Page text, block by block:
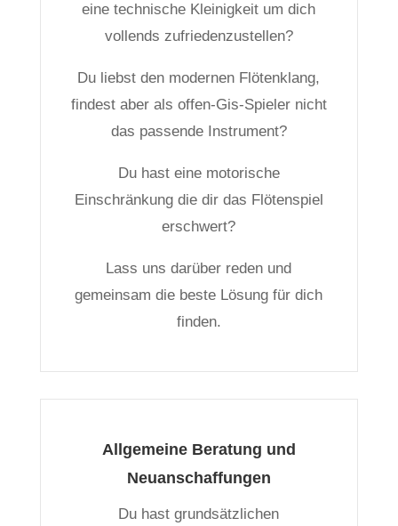
eine technische Kleinigkeit um dich
vollends zufriedenzustellen?
Du liebst den modernen Flötenklang,
findest aber als offen-Gis-Spieler nicht
das passende Instrument?
Du hast eine motorische
Einschränkung die dir das Flötenspiel
erschwert?
Lass uns darüber reden und
gemeinsam die beste Lösung für dich
finden.
Allgemeine Beratung und
Neuanschaffungen
Du hast grundsätzlichen